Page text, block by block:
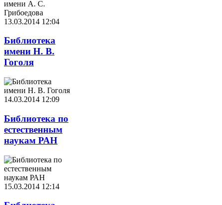
13.03.2014 12:04
Библиотека
имени Н. В.
Гоголя
14.03.2014 12:09
Библиотека по
естественным
наукам РАН
15.03.2014 12:14